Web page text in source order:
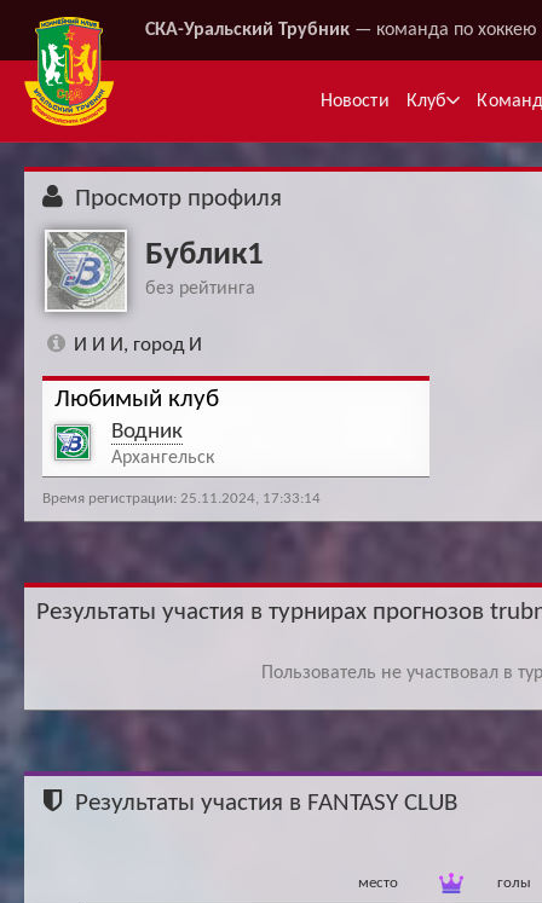
СКА-Уральский Трубник — команда по хоккею
Новости Клуб
Просмотр профиля
Бублик1
без рейтинга
И И И, город И
Любимый клуб
Водник
Архангельск
Время регистрации: 25.11.2024, 17:33:14
Результаты участия в турнирах прогнозов
Пользователь не участвовал в
Результаты участия в FANTASY CLUB
место голы